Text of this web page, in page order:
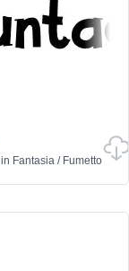
in Fantasia / Fumetto